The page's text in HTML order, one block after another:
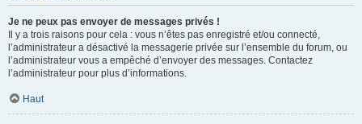
Je ne peux pas envoyer de messages privés !
Il y a trois raisons pour cela : vous n’êtes pas enregistré et/ou connecté,
l’administrateur a désactivé la messagerie privée sur l’ensemble du forum, ou
l’administrateur vous a empêché d’envoyer des messages. Contactez
l’administrateur pour plus d’informations.
Haut